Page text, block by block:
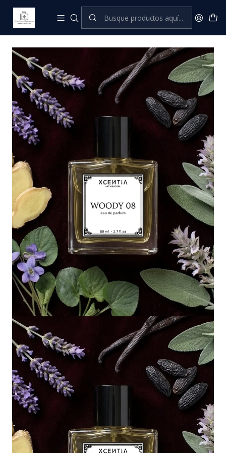
Inicio XCENTIA by Pastor Perfumes Masculinos
Woody 08 (V. BORN IN ROMA)